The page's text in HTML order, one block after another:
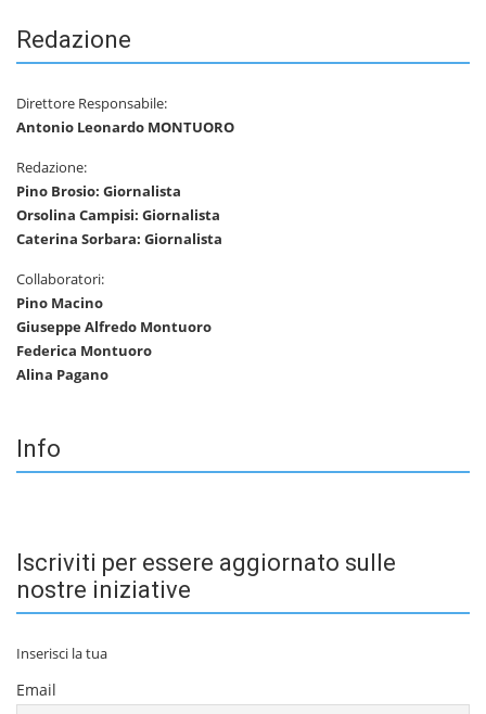
Redazione
Direttore Responsabile:
Antonio Leonardo MONTUORO
Redazione:
Pino Brosio: Giornalista
Orsolina Campisi: Giornalista
Caterina Sorbara: Giornalista
Collaboratori:
Pino Macino
Giuseppe Alfredo Montuoro
Federica Montuoro
Alina Pagano
Info
Iscriviti per essere aggiornato sulle
nostre iniziative
Inserisci la tua
Email